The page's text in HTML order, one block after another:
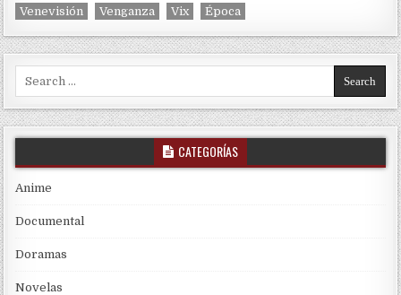
Venevisión
Venganza Vix Época
CATEGORÍAS
Anime
Documental
Doramas
Novelas